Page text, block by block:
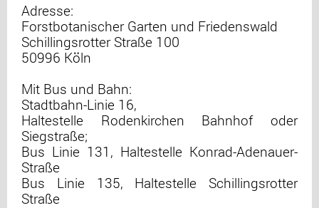
Adresse:
Forstbotanischer Garten und Friedenswald
Schillingsrotter Straße 100
50996 Köln
Mit Bus und Bahn:
Stadtbahn-Linie 16,
Haltestelle Rodenkirchen Bahnhof oder
Siegstraße;
Bus Linie 131, Haltestelle Konrad-Adenauer-
Straße
Bus Linie 135, Haltestelle Schillingsrotter
Straße